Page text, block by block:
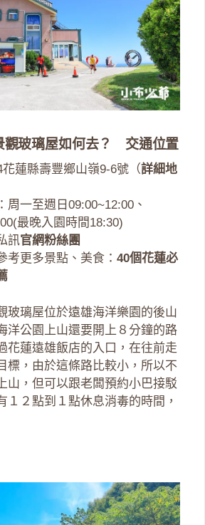
觀玻璃屋如何去？ 交通位置
蓮縣壽豐鄉山嶺9-6號（詳細地
周一至週日09:00~12:00、
最晚入園時間18:30)
訊官網粉絲團
考更多景點、美食： 40個花蓮必
玻璃屋位於遠雄海洋樂園的後山
洋公園上山還要開上８分鐘的路
花蓮遠雄飯店的入口，在往前走
標，由於這條路比較小，所以不
山，但可以跟老闆預約小巴接駁
１２點到１點休息消毒的時間，